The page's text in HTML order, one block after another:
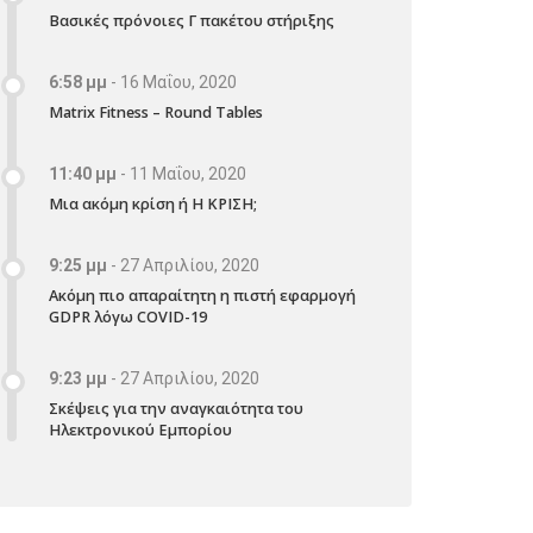
Βασικές πρόνοιες Γ πακέτου στήριξης
6:58 μμ - 16 Μαΐου, 2020
Matrix Fitness – Round Tables
11:40 μμ - 11 Μαΐου, 2020
Μια ακόμη κρίση ή Η ΚΡΙΣΗ;
9:25 μμ - 27 Απριλίου, 2020
Ακόμη πιο απαραίτητη η πιστή εφαρμογή
GDPR λόγω COVID-19
9:23 μμ - 27 Απριλίου, 2020
Σκέψεις για την αναγκαιότητα του
Ηλεκτρονικού Εμπορίου